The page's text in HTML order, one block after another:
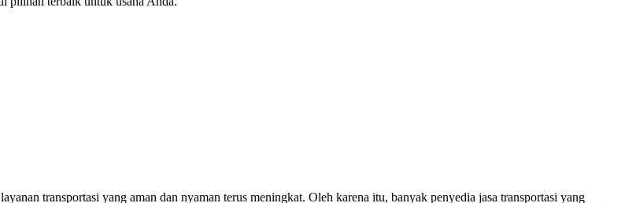
transportasi yang aman dan nyaman terus meningkat. Oleh karena itu, banyak penyedia jasa transportasi yang